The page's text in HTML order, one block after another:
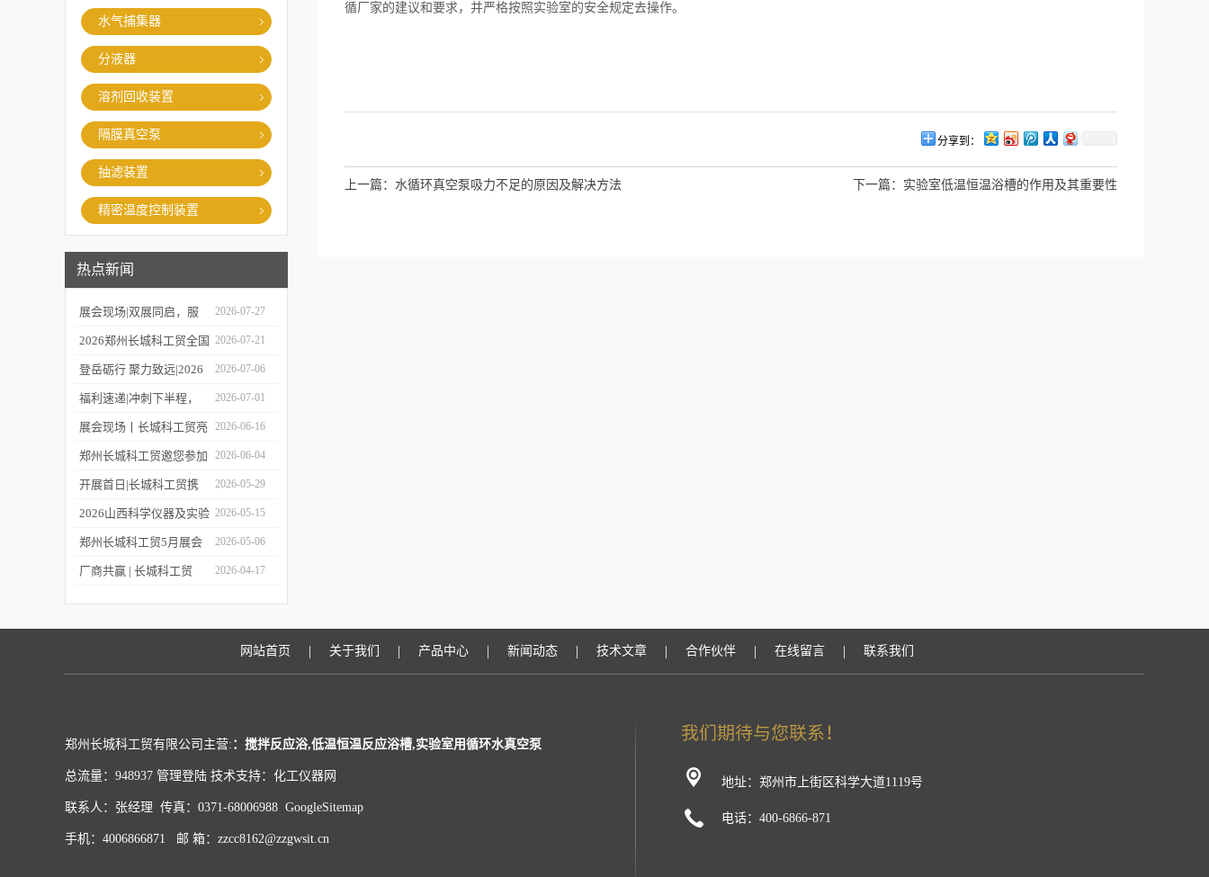
水气捕集器
分液器
溶剂回收装置
隔膜真空泵
抽滤装置
精密温度控制装置
热点新闻
展会现场|双展同启，服
务在线，郑州长城科工贸
同步亮相学术盛会与校园
展！
2026-07-27
2026郑州长城科工贸全国
巡保活动开启预约！
2026-07-21
登岳砺行 聚力致远|2026
年度上半年业务经理总结
会圆满举行！
2026-07-06
福利速递|冲刺下半程，
福利再加码，HWCL 系列
活动延期，赠券福利同步
上线！
2026-07-01
展会现场丨长城科工贸亮
相第19届世界制药机械、
包装设备与材料中国展
2026-06-16
郑州长城科工贸邀您参加
第二十四届世界制药原料
中国展（CPHI China
2026）!
2026-06-04
开展首日|长城科工贸携
品质实验室设备亮相
CISILE 2026
2026-05-29
2026山西科学仪器及实验
室装备展览会今日开幕！
2026-05-15
郑州长城科工贸5月展会
行程抢先看！
2026-05-06
厂商共赢 | 长城科工贸
拌浴优惠活动正式开启！
2026-04-17
循厂家的建议和要求，并严格按照实验室的安全规定去操作。
分享到：
上一篇： 水循环真空泵吸力不足的原因及解决方法 下一篇： 实验室低温恒温浴槽的作用及其重要性
网站首页 | 关于我们 | 产品中心 | 新闻动态 | 技术文章 | 合作伙伴 | 在线留言 | 联系我们
郑州长城科工贸有限公司主营: ：搅拌反应浴,低温恒温反应浴槽,实验室用循环水真空泵
总流量：948937 管理登陆 技术支持： 化工仪器网
联系人：张经理 传真：0371-68006988 GoogleSitemap
手机：4006866871 邮 箱：zzcc8162@zzgwsit.cn
地址：郑州市上街区科学大道1119号
电话：400-6866-871